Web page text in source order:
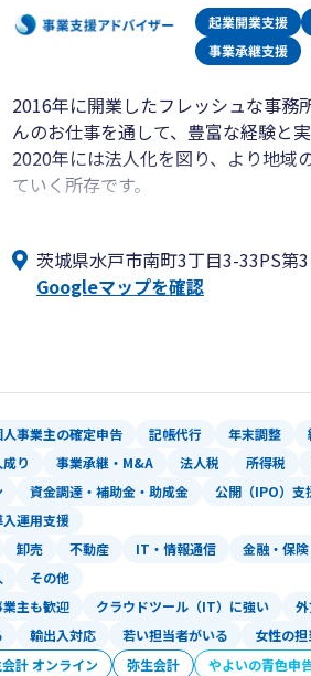
2016年に開業したフレッシュな事務
んのお仕事を通して、豊富な経験と
2020年には法人化を図り、より地域
ていく所存です。
私は税理士の中では若く、フットワ
また、士業ネットワークを構築し、
専門家と協力することで、スピー
変化の早い激動の時代、お困りごと
茨城県水戸市南町3丁目3-33PS第
Googleマップを確認
人事業主の確定申告 記帳代行 年末調整
り 事業承継・M&A 法人税 所得税
資金調達・補助金・助成金 公開（IPO）支
運用支援
卸売 不動産 IT・情報通信 金融・保険
その他
主も歓迎 クラウドツール（IT）に強い
輸出入対応 若い担当者がいる 女性の
計 オンライン 弥生会計 やよいの青色申